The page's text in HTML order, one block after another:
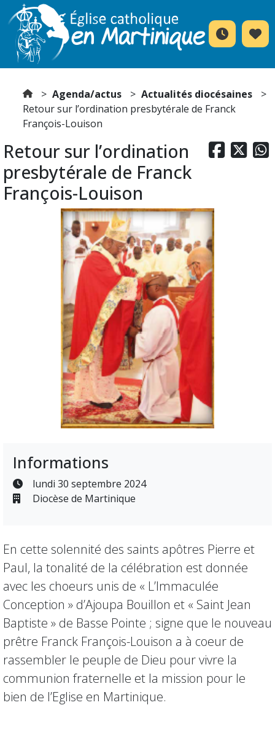
Agenda/actus
Actualités diocésaines
Retour sur l’ordination presbytérale de Franck
François-Louison
  
Retour sur l’ordination
presbytérale de Franck
François-Louison
Informations
lundi 30 septembre 2024
Diocèse de Martinique
En cette solennité des saints apôtres Pierre et
Paul, la tonalité de la célébration est donnée
avec les choeurs unis de « L’Immaculée
Conception » d’Ajoupa Bouillon et « Saint Jean
Baptiste » de Basse Pointe ; signe que le nouveau
prêtre Franck François-Louison a à coeur de
rassembler le peuple de Dieu pour vivre la
communion fraternelle et la mission pour le
bien de l’Eglise en Martinique.